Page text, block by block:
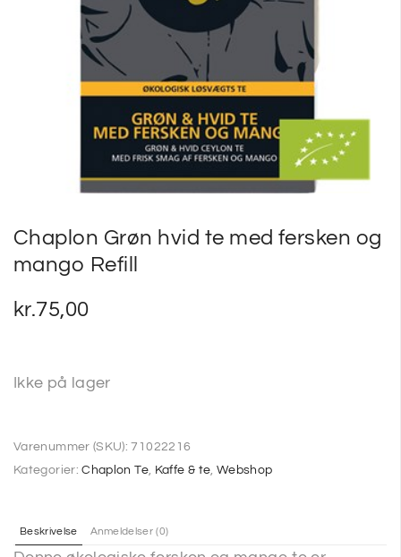
Chaplon Grøn hvid te med fersken og
mango Refill
kr.75,00
Ikke på lager
Varenummer (SKU):71022216
Kategorier:Chaplon Te, Kaffe & te,Webshop
Beskrivelse Anmeldelser (0)